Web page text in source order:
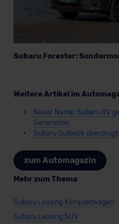
der EU erfolgt, erfolgt dies
Grundlage eines
Kommission (Art. 45 Abs. 1
Standarddatenschutzklauseln
DSGVO) oder wenn Sie
unserem
Datenschutzerklärung
Subaru Forester:
Weitere Artikel im
Neuer Name: Subaru XV
Generation
Subaru Outback
zum Automagazin
Mehr zum Thema
Subaru Leasing Kompaktwagen
Subaru Leasing SUV